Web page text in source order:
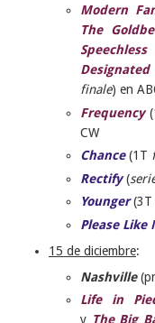
Modern
The
Speechless
finale) en
Frequency
CW
Chance(1T
Rectify(
Younger(3T
Please Like
15 de diciembre:
Nashville
Life in
y The Big